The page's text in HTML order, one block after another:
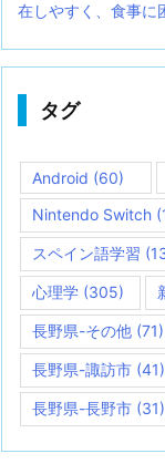
在しやすく、食事に
タグ
Android (60)
Nintendo Switch
スペイン語学習
心理学 (305)
長野県-その他 (71)
長野県-諏訪市 (41)
長野県-長野市 (31)